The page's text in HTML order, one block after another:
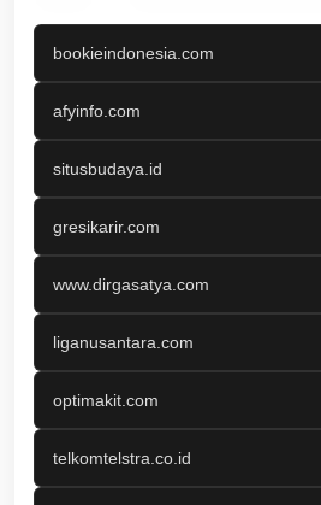
bookieindonesia.com
afyinfo.com
situsbudaya.id
gresikarir.com
www.dirgasatya.com
liganusantara.com
optimakit.com
telkomtelstra.co.id